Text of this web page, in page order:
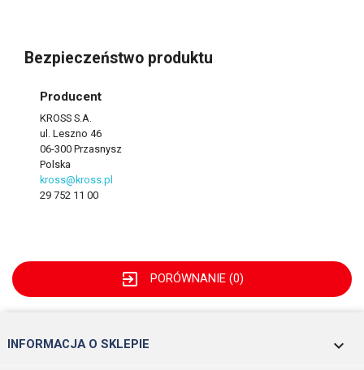
Bezpieczeństwo produktu
Producent
KROSS S.A.
ul. Leszno 46
06-300 Przasnysz
Polska
kross@kross.pl
29 752 11 00
exit_to_app PORÓWNANIE (0)
INFORMACJA O SKLEPIE keyboard_arrow_down